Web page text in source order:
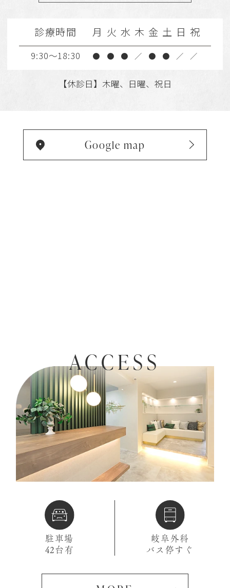
診療時間 月 火 水 木 金 土 日 祝
9:30～18:30 ● ● ● ／ ● ● ／ ／
【休診日】木曜、日曜、祝日
Google map
ACCESS
駐車場
42台有
岐阜外科
バス停すぐ